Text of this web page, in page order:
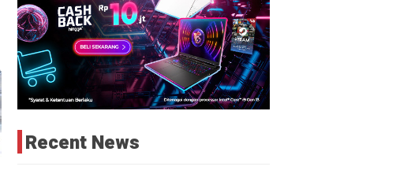
Recent News